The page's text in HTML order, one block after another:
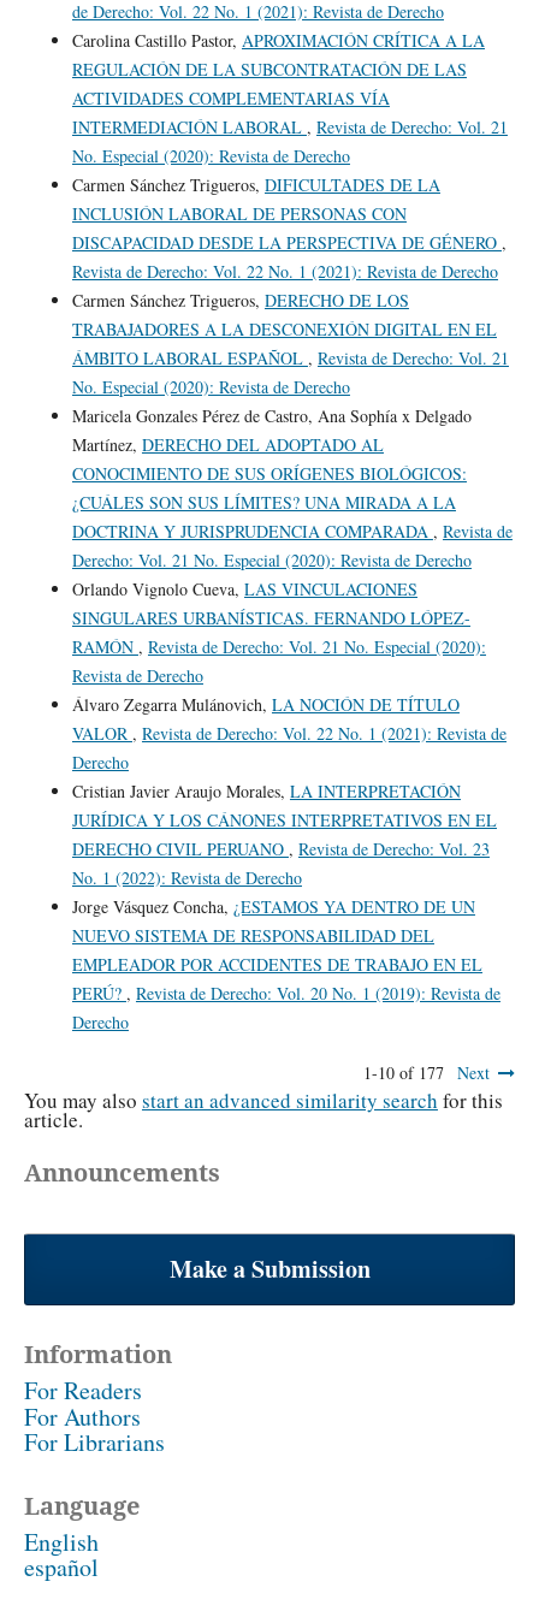
de Derecho: Vol. 22 No. 1 (2021): Revista de Derecho
Carolina Castillo Pastor, APROXIMACIÓN CRÍTICA A LA
REGULACIÓN DE LA SUBCONTRATACIÓN DE LAS
ACTIVIDADES COMPLEMENTARIAS VÍA
INTERMEDIACIÓN LABORAL , Revista de Derecho: Vol. 21
No. Especial (2020): Revista de Derecho
Carmen Sánchez Trigueros, DIFICULTADES DE LA
INCLUSIÓN LABORAL DE PERSONAS CON
DISCAPACIDAD DESDE LA PERSPECTIVA DE GÉNERO ,
Revista de Derecho: Vol. 22 No. 1 (2021): Revista de Derecho
Carmen Sánchez Trigueros, DERECHO DE LOS
TRABAJADORES A LA DESCONEXIÓN DIGITAL EN EL
ÁMBITO LABORAL ESPAÑOL , Revista de Derecho: Vol. 21
No. Especial (2020): Revista de Derecho
Maricela Gonzales Pérez de Castro, Ana Sophía x Delgado
Martínez, DERECHO DEL ADOPTADO AL
CONOCIMIENTO DE SUS ORÍGENES BIOLÓGICOS:
¿CUÁLES SON SUS LÍMITES? UNA MIRADA A LA
DOCTRINA Y JURISPRUDENCIA COMPARADA , Revista de
Derecho: Vol. 21 No. Especial (2020): Revista de Derecho
Orlando Vignolo Cueva, LAS VINCULACIONES
SINGULARES URBANÍSTICAS. FERNANDO LÓPEZ-
RAMÓN , Revista de Derecho: Vol. 21 No. Especial (2020):
Revista de Derecho
Álvaro Zegarra Mulánovich, LA NOCIÓN DE TÍTULO
VALOR , Revista de Derecho: Vol. 22 No. 1 (2021): Revista de
Derecho
Cristian Javier Araujo Morales, LA INTERPRETACIÓN
JURÍDICA Y LOS CÁNONES INTERPRETATIVOS EN EL
DERECHO CIVIL PERUANO , Revista de Derecho: Vol. 23
No. 1 (2022): Revista de Derecho
Jorge Vásquez Concha, ¿ESTAMOS YA DENTRO DE UN
NUEVO SISTEMA DE RESPONSABILIDAD DEL
EMPLEADOR POR ACCIDENTES DE TRABAJO EN EL
PERÚ? , Revista de Derecho: Vol. 20 No. 1 (2019): Revista de
Derecho
1-10 of 177 Next
You may also start an advanced similarity search for this
article.
Announcements
Make a Submission
Information
For Readers
For Authors
For Librarians
Language
English
español